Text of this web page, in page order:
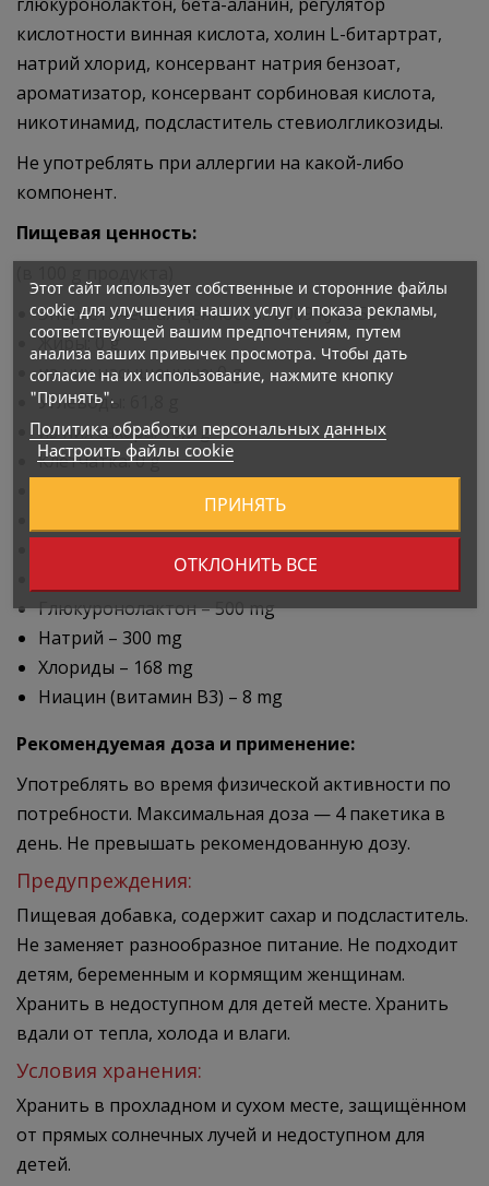
кислотности винная кислота, холин L-битартрат,
натрий хлорид, консервант натрия бензоат,
ароматизатор, консервант сорбиновая кислота,
никотинамид, подсластитель стевиолгликозиды.
Не употреблять при аллергии на какой-либо
компонент.
Пищевая ценность:
Энергетическая ценность: 1 069 kJ / 252 kcal
Жиры: 0 g
из них насыщенные: 0 g
Углеводы: 61,8 g
из них сахара: 18,5 g
Клетчатка: 0 g
Бета-аланин – 400 mg
Глюкуронолактон – 500 mg
Натрий – 300 mg
Хлориды – 168 mg
Ниацин (витамин B3) – 8 mg
Рекомендуемая доза и применение:
Употреблять во время физической активности по
потребности. Максимальная доза — 4 пакетика в
день. Не превышать рекомендованную дозу.
Предупреждения:
Пищевая добавка, содержит сахар и подсластитель.
Не заменяет разнообразное питание. Не подходит
детям, беременным и кормящим женщинам.
Хранить в недоступном для детей месте. Хранить
вдали от тепла, холода и влаги.
Условия хранения:
Хранить в прохладном и сухом месте, защищённом
от прямых солнечных лучей и недоступном для
детей.
Этот сайт использует собственные и сторонние файлы
cookie для улучшения наших услуг и показа рекламы,
соответствующей вашим предпочтениям, путем
анализа ваших привычек просмотра. Чтобы дать
согласие на их использование, нажмите кнопку
"Принять".
Политика обработки персональных данных
Настроить файлы cookie
ОТКЛОНИТЬ ВСЕ
ПРИНЯТЬ